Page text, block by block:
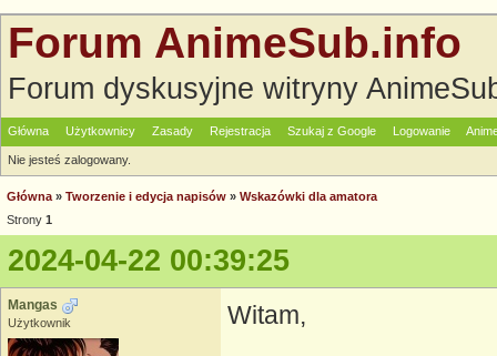
Forum AnimeSub.info
Forum dyskusyjne witryny
Główna Użytkownicy Zasady Rejestracja Szukaj z Google Logowanie
Nie jesteś zalogowany.
Główna » Tworzenie i edycja napisów » Wskazówki dla amatora
Strony 1
2024-04-22 00:39:25
Mangas
Użytkownik
Witam,